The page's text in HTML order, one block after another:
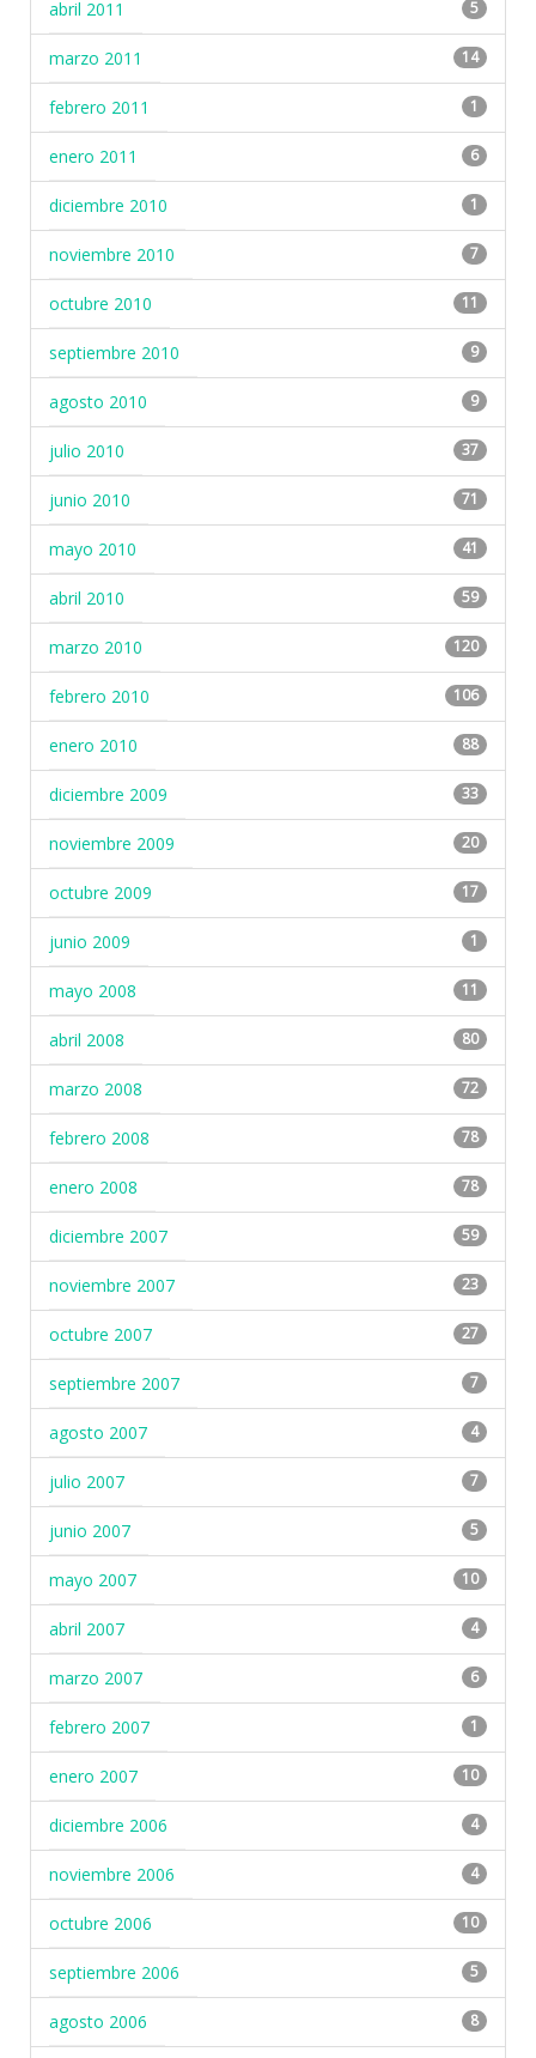
abril 2011 5
marzo 2011 14
febrero 2011 1
enero 2011 6
diciembre 2010 1
noviembre 2010 7
octubre 2010 11
septiembre 2010 9
agosto 2010 9
julio 2010 37
junio 2010 71
mayo 2010 41
abril 2010 59
marzo 2010 120
febrero 2010 106
enero 2010 88
diciembre 2009 33
noviembre 2009 20
octubre 2009 17
junio 2009 1
mayo 2008 11
abril 2008 80
marzo 2008 72
febrero 2008 78
enero 2008 78
diciembre 2007 59
noviembre 2007 23
octubre 2007 27
septiembre 2007 7
agosto 2007 4
julio 2007 7
junio 2007 5
mayo 2007 10
abril 2007 4
marzo 2007 6
febrero 2007 1
enero 2007 10
diciembre 2006 4
noviembre 2006 4
octubre 2006 10
septiembre 2006 5
agosto 2006 8